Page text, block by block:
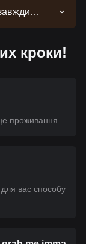
кроки!
проживання.
для вас способу